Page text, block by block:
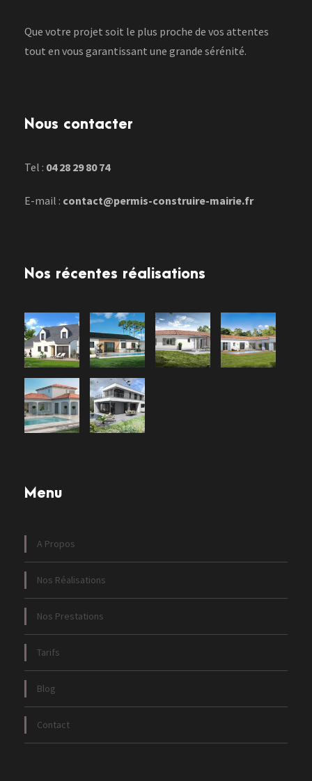
Que votre projet soit le plus proche de vos attentes
tout en vous garantissant une grande sérénité.
Nous contacter
Tel : 04 28 29 80 74
E-mail : contact@permis-construire-mairie.fr
Nos récentes réalisations
Menu
A Propos
Nos Réalisations
Nos Prestations
Tarifs
Blog
Contact